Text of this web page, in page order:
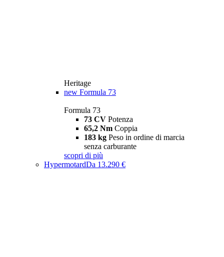
Heritage
new Formula 73
Formula 73
73 CV Potenza
65,2 Nm Coppia
183 kg Peso in ordine di marcia
senza carburante
scopri di più
HypermotardDa 13.290 €